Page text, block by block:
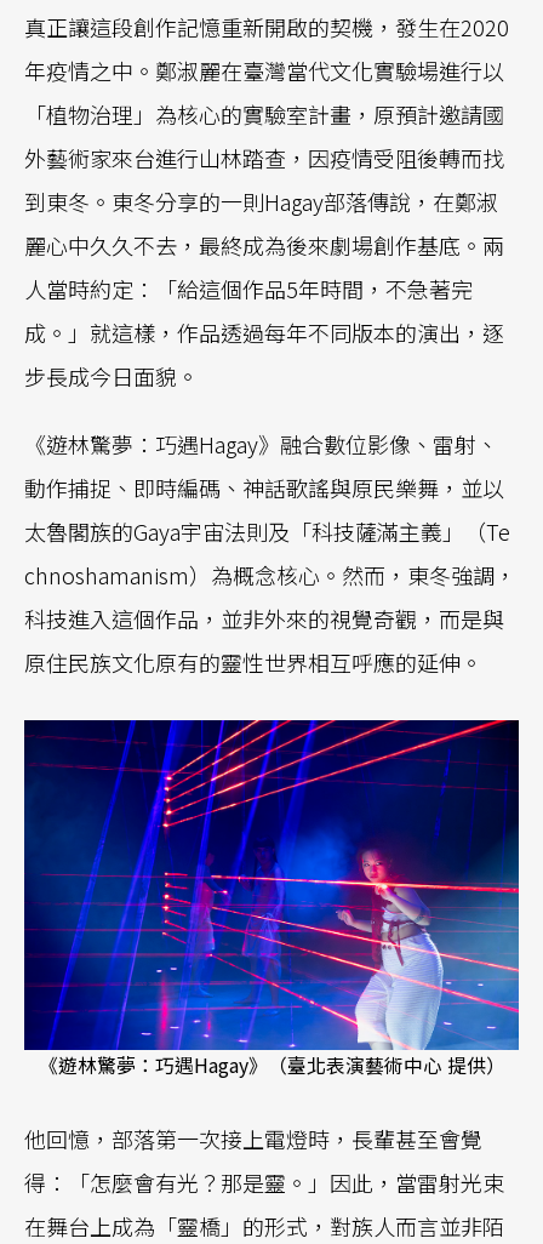
真正讓這段創作記憶重新開啟的契機，發生在2020
年疫情之中。鄭淑麗在臺灣當代文化實驗場進行以
「植物治理」為核心的實驗室計畫，原預計邀請國
外藝術家來台進行山林踏查，因疫情受阻後轉而找
到東冬。東冬分享的一則Hagay部落傳說，在鄭淑
麗心中久久不去，最終成為後來劇場創作基底。兩
人當時約定：「給這個作品5年時間，不急著完
成。」就這樣，作品透過每年不同版本的演出，逐
步長成今日面貌。
《遊林驚夢：巧遇Hagay》融合數位影像、雷射、
動作捕捉、即時編碼、神話歌謠與原民樂舞，並以
太魯閣族的Gaya宇宙法則及「科技薩滿主義」（Te
chnoshamanism）為概念核心。然而，東冬強調，
科技進入這個作品，並非外來的視覺奇觀，而是與
原住民族文化原有的靈性世界相互呼應的延伸。
《遊林驚夢：巧遇Hagay》（臺北表演藝術中心 提供）
他回憶，部落第一次接上電燈時，長輩甚至會覺
得：「怎麼會有光？那是靈。」因此，當雷射光束
在舞台上成為「靈橋」的形式，對族人而言並非陌